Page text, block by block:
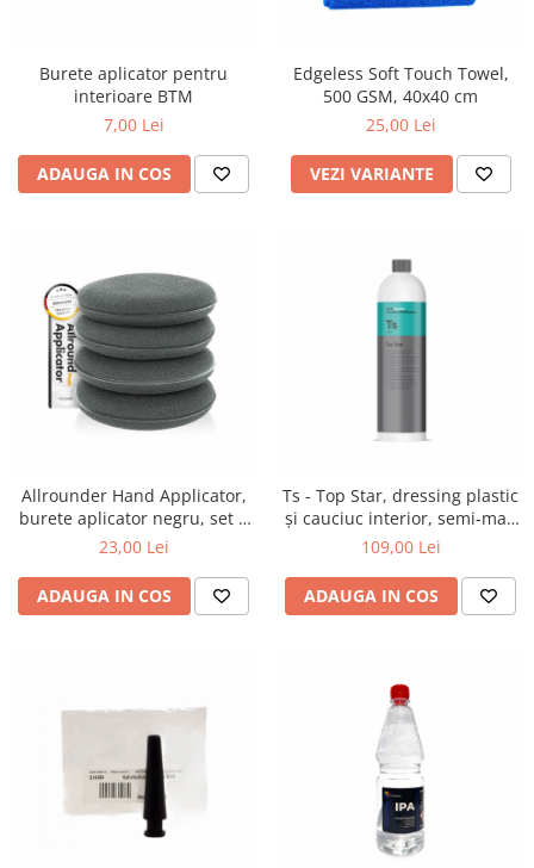
Protecție vopsea
Ceramică
Plastic, Cauciuc exterior
Odorizante, A/C
Detailing rapid
Protectie piele
Protecție respiratorie
Vopsire
Pahare de amestec
Altele
Suflante
Nebulizatoare, Spumante
Spălare cu presiune
Piese de schimb, Consumabile
Burete aplicator pentru
interioare BTM
7,00 Lei
ADAUGA IN COS
Edgeless Soft Touch Towel,
500 GSM, 40x40 cm
25,00 Lei
VEZI VARIANTE
Allrounder Hand Applicator,
burete aplicator negru, set 4
buc
23,00 Lei
ADAUGA IN COS
Ts - Top Star, dressing plastic
și cauciuc interior, semi-mat,
1 ltr
109,00 Lei
ADAUGA IN COS